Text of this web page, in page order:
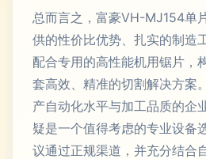
总而言之，富豪VH-MJ154单
供的性价比优势、扎实的制造
配合专用的高性能机用锯片，
套高效、精准的切割解决方案
产自动化水平与加工品质的企
疑是一个值得考虑的专业设备
议通过正规渠道，并充分结合